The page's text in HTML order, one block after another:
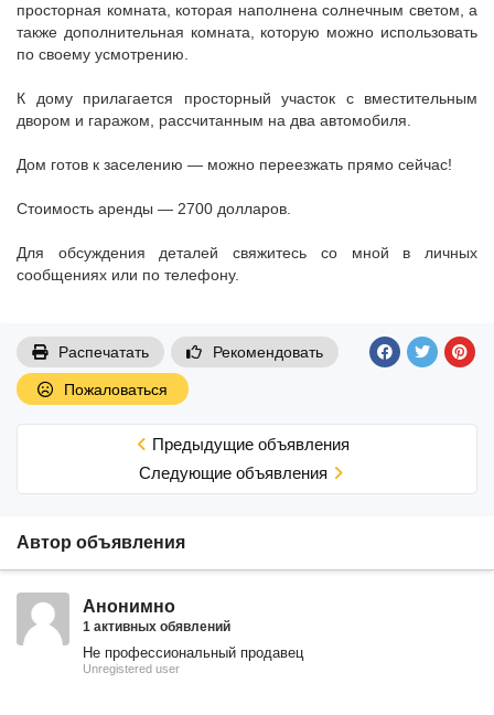
просторная комната, которая наполнена солнечным светом, а
также дополнительная комната, которую можно использовать
по своему усмотрению.
К дому прилагается просторный участок с вместительным
двором и гаражом, рассчитанным на два автомобиля.
Дом готов к заселению — можно переезжать прямо сейчас!
Стоимость аренды — 2700 долларов.
Для обсуждения деталей свяжитесь со мной в личных
сообщениях или по телефону.
Распечатать Рекомендовать
Пожаловаться
Предыдущие объявления
Cледующие объявления
Автор объявления
Анонимно
1 активных обявлений
Не профессиональный продавец
Unregistered user